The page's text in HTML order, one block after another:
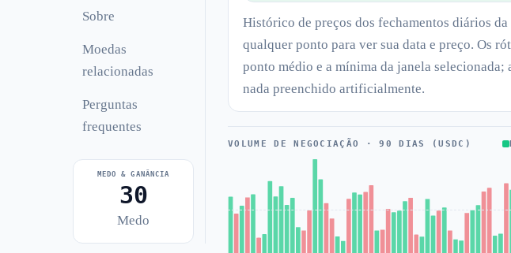
Sobre
Moedas
relacionadas
Perguntas
frequentes
MEDO & GANÂNCIA
30
Medo
Histórico de preços dos fechamentos diários
qualquer ponto para ver sua data e preço. Os
ponto médio e a mínima da janela selecionada;
nada preenchido artificialmente.
VOLUME DE NEGOCIAÇÃO · 90 DIAS (USDC)